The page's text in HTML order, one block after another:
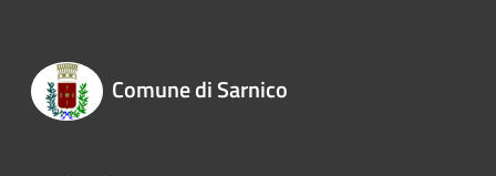
Comune di Sarnico